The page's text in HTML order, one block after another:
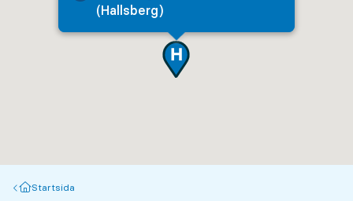
(Hallsberg)
Startsida
Startsida